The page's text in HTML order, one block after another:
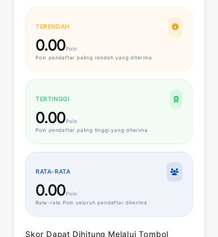
TERENDAH
0.00Poin
Poin pendaftar paling rendah yang diterima
TERTINGGI
0.00Poin
Poin pendaftar paling tinggi yang diterima
RATA-RATA
0.00Poin
Rata-rata Poin seluruh pendaftar diterima
Skor Dapat Dihitung Melalui Tombol